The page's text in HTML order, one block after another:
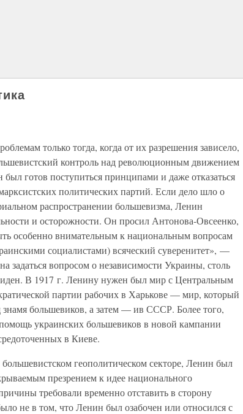
только тогда, когда от их разрешения зависело,
контроль над революционным движением
готов поступиться принципами и даже отказаться
политических партий. Если дело шло о
распространении большевизма, Ленин
и осторожности. Он просил Антонова-Овсеенко,
особенно внимательным к национальным вопросам
социалистами) всяческий суверенитет», —
задаться вопросом о независимости Украины, столь
В 1917 г. Ленину нужен был мир с Центральным
партии рабочих в Харькове — мир, который
большевиков, а затем — ив СССР. Более того,
украинских большевиков в новой кампании
в Киеве.
геополитическом секторе, Ленин был
презрением к идее национального
требовали временно отставить в сторону
не в том, что Ленин был озабочен или относился с